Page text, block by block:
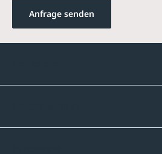
Anfrage senden